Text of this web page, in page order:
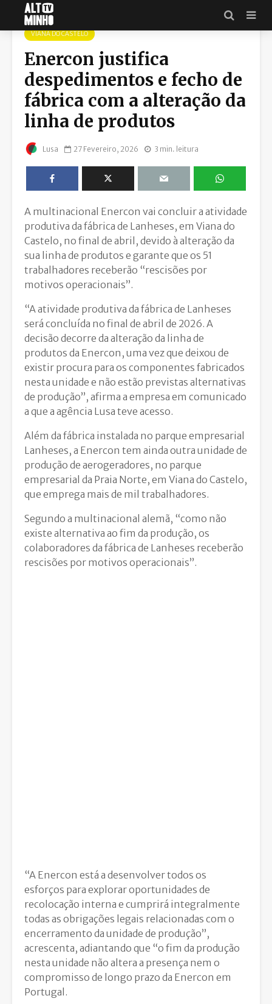
DR
VIANA DO CASTELO
Enercon justifica
despedimentos e fecho de
fábrica com a alteração da
linha de produtos
Lusa 27 Fevereiro, 2026 3 min. leitura
A multinacional Enercon vai concluir a atividade
produtiva da fábrica de Lanheses, em Viana do
Castelo, no final de abril, devido à alteração da
sua linha de produtos e garante que os 51
trabalhadores receberão “rescisões por
motivos operacionais”.
“A atividade produtiva da fábrica de Lanheses
será concluída no final de abril de 2026. A
decisão decorre da alteração da linha de
produtos da Enercon, uma vez que deixou de
existir procura para os componentes fabricados
nesta unidade e não estão previstas alternativas
de produção”, afirma a empresa em comunicado
a que a agência Lusa teve acesso.
Além da fábrica instalada no parque empresarial
Lanheses, a Enercon tem ainda outra unidade de
produção de aerogeradores, no parque
empresarial da Praia Norte, em Viana do Castelo,
que emprega mais de mil trabalhadores.
Segundo a multinacional alemã, “como não
existe alternativa ao fim da produção, os
colaboradores da fábrica de Lanheses receberão
rescisões por motivos operacionais”.
“A Enercon está a desenvolver todos os
esforços para explorar oportunidades de
recolocação interna e cumprirá integralmente
todas as obrigações legais relacionadas com o
encerramento da unidade de produção”,
acrescenta, adiantando que “o fim da produção
nesta unidade não altera a presença nem o
compromisso de longo prazo da Enercon em
Portugal.